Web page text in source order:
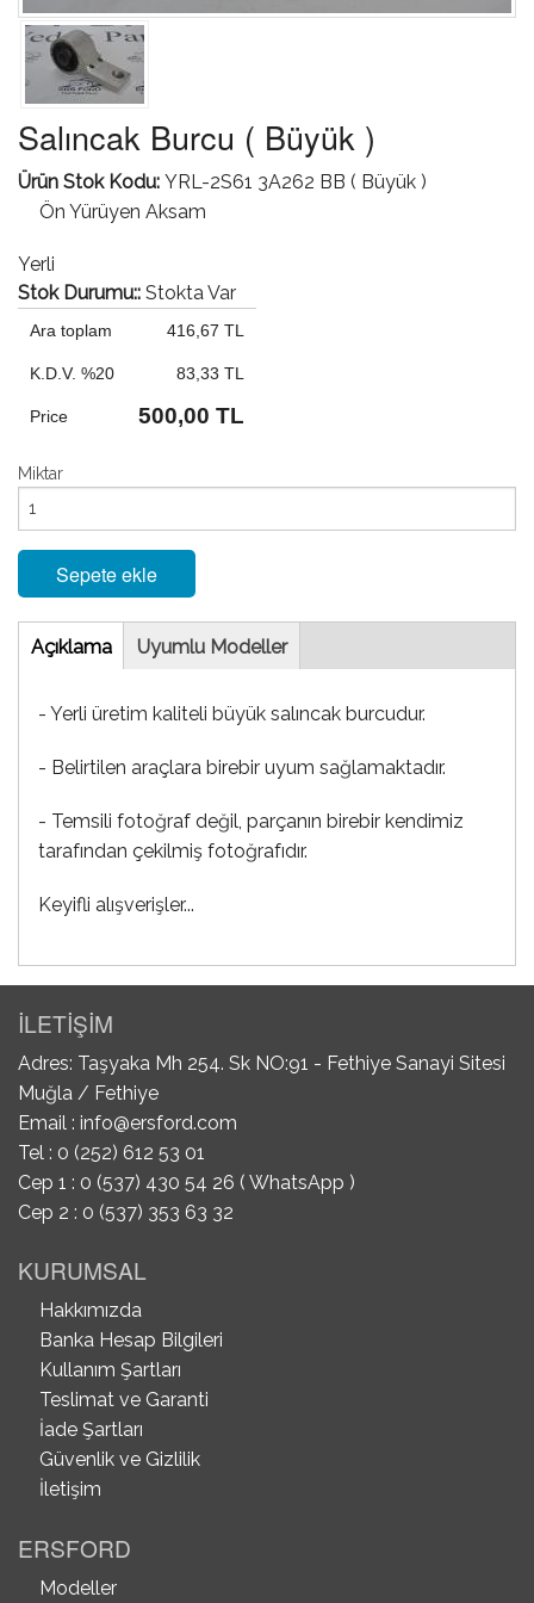
Salıncak Burcu ( Büyük )
Ürün Stok Kodu: YRL-2S61 3A262 BB ( Büyük )
Ön Yürüyen Aksam
Yerli
Stok Durumu:: Stokta Var
Ara toplam 416,67 TL
K.D.V. %20 83,33 TL
Price 500,00 TL
Miktar
Sepete ekle
Tab
Açıklama(etkinUyumlu Modeller
- Yerli üretim kaliteli büyük salıncak burcudur.
- Belirtilen araçlara birebir uyum sağlamaktadır.
- Temsili fotoğraf değil, parçanın birebir kendimiz
tarafından çekilmiş fotoğrafıdır.
Keyifli alışverişler...
İLETİŞİM
Adres: Taşyaka Mh 254. Sk NO:91 - Fethiye Sanayi Sitesi
Muğla / Fethiye
Email : info@ersford.com
Tel : 0 (252) 612 53 01
Cep 1 : 0 (537) 430 54 26 ( WhatsApp )
Cep 2 : 0 (537) 353 63 32
KURUMSAL
Hakkımızda
Banka Hesap Bilgileri
Kullanım Şartları
Teslimat ve Garanti
İade Şartları
Güvenlik ve Gizlilik
İletişim
ERSFORD
Modeller